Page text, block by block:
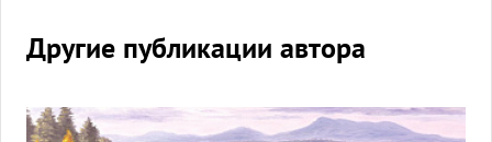
Другие публикации автора